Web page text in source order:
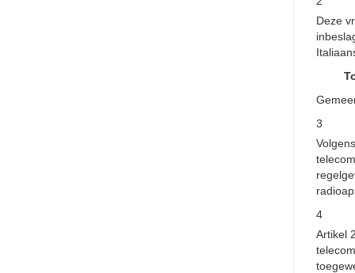
Deze
3
4
Artikel